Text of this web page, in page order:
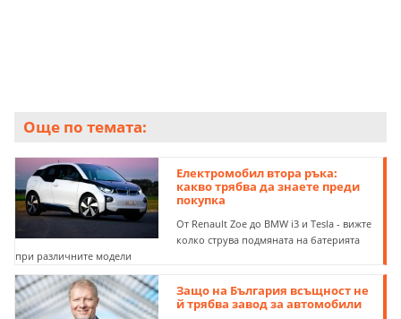
Още по темата:
Електромобил втора ръка:
какво трябва да знаете преди
покупка
От Renault Zoe до BMW i3 и Tesla - вижте
колко струва подмяната на батерията
при различните модели
Защо на България всъщност не
й трябва завод за автомобили